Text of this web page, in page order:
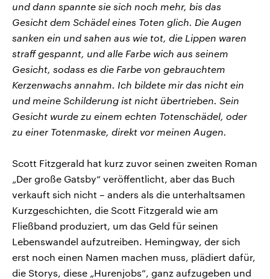
und dann spannte sie sich noch mehr, bis das
Gesicht dem Schädel eines Toten glich. Die Augen
sanken ein und sahen aus wie tot, die Lippen waren
straff gespannt, und alle Farbe wich aus seinem
Gesicht, sodass es die Farbe von gebrauchtem
Kerzenwachs annahm. Ich bildete mir das nicht ein
und meine Schilderung ist nicht übertrieben. Sein
Gesicht wurde zu einem echten Totenschädel, oder
zu einer Totenmaske, direkt vor meinen Augen.
Scott Fitzgerald hat kurz zuvor seinen zweiten Roman
„Der große Gatsby“ veröffentlicht, aber das Buch
verkauft sich nicht – anders als die unterhaltsamen
Kurzgeschichten, die Scott Fitzgerald wie am
Fließband produziert, um das Geld für seinen
Lebenswandel aufzutreiben. Hemingway, der sich
erst noch einen Namen machen muss, plädiert dafür,
die Storys, diese „Hurenjobs“, ganz aufzugeben und